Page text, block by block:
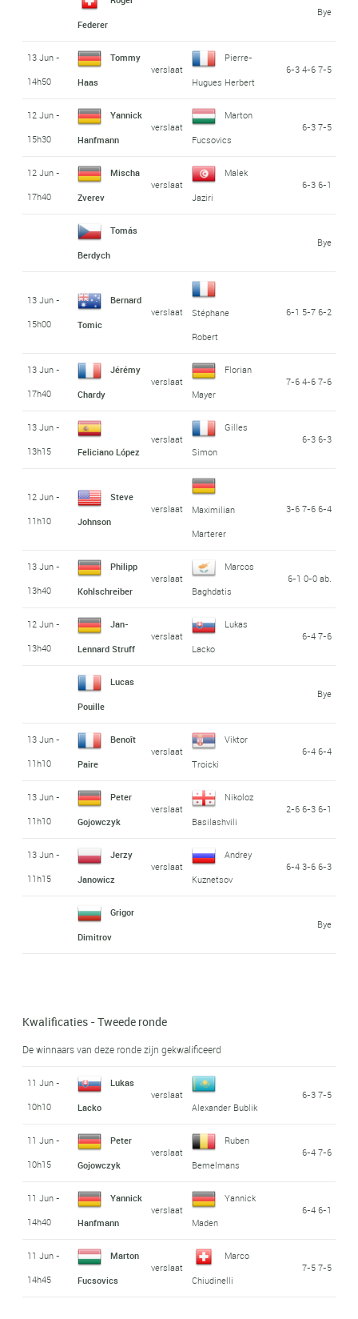
Federer
Bye
13 Jun -
14h50
Tommy
Haas
verslaat
Pierre-
Hugues Herbert
6-3 4-6 7-5
12 Jun -
15h30
Yannick
Hanfmann
verslaat
Marton
Fucsovics
6-3 7-5
12 Jun -
17h40
Mischa
Zverev
verslaat
Malek
Jaziri
6-3 6-1
Tomás
Berdych
Bye
13 Jun -
15h00
Bernard
Tomic
verslaat
Stéphane
Robert
6-1 5-7 6-2
13 Jun -
17h40
Jérémy
Chardy
verslaat
Florian
Mayer
7-6 4-6 7-6
13 Jun -
13h15
Feliciano López
verslaat
Gilles
Simon
6-3 6-3
12 Jun -
11h10
Steve
Johnson
verslaat
Maximilian
Marterer
3-6 7-6 6-4
13 Jun -
13h40
Philipp
Kohlschreiber
verslaat
Marcos
Baghdatis
6-1 0-0 ab.
12 Jun -
13h40
Jan-
Lennard Struff
verslaat
Lukas
Lacko
6-4 7-6
Lucas
Pouille
Bye
13 Jun -
11h10
Benoît
Paire
verslaat
Viktor
Troicki
6-4 6-4
13 Jun -
11h10
Peter
Gojowczyk
verslaat
Nikoloz
Basilashvili
2-6 6-3 6-1
13 Jun -
11h15
Jerzy
Janowicz
verslaat
Andrey
Kuznetsov
6-4 3-6 6-3
Grigor
Dimitrov
Bye
Kwalificaties - Tweede ronde
De winnaars van deze ronde zijn gekwalificeerd
11 Jun -
10h10
Lukas
Lacko
verslaat
Alexander Bublik
6-3 7-5
11 Jun -
10h15
Peter
Gojowczyk
verslaat
Ruben
Bemelmans
6-4 7-6
11 Jun -
14h40
Yannick
Hanfmann
verslaat
Yannick
Maden
6-4 6-1
11 Jun -
14h45
Marton
Fucsovics
verslaat
Marco
Chiudinelli
7-5 7-5